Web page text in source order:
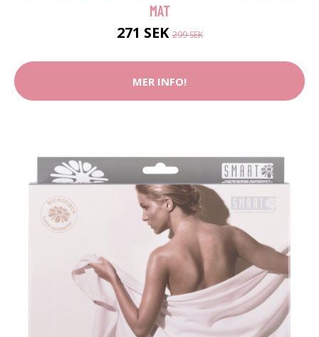
MAT
271 SEK299 SEK
MER INFO!